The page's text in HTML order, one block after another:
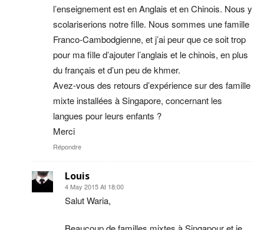
l’enseignement est en Anglais et en Chinois. Nous y
scolariserions notre fille. Nous sommes une famille
Franco-Cambodgienne, et j’ai peur que ce soit trop
pour ma fille d’ajouter l’anglais et le chinois, en plus
du français et d’un peu de khmer.
Avez-vous des retours d’expérience sur des famille
mixte installées à Singapore, concernant les
langues pour leurs enfants ?
Merci
Répondre
Louis
4 May 2015 At 18:00
Salut Waria,